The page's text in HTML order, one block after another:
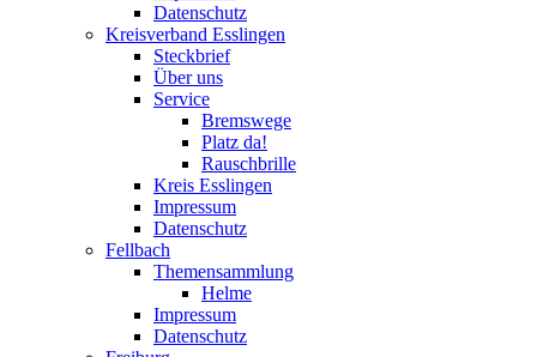
Datenschutz
Kreisverband Esslingen
Steckbrief
Über uns
Service
Bremswege
Platz da!
Rauschbrille
Kreis Esslingen
Impressum
Datenschutz
Fellbach
Themensammlung
Helme
Impressum
Datenschutz